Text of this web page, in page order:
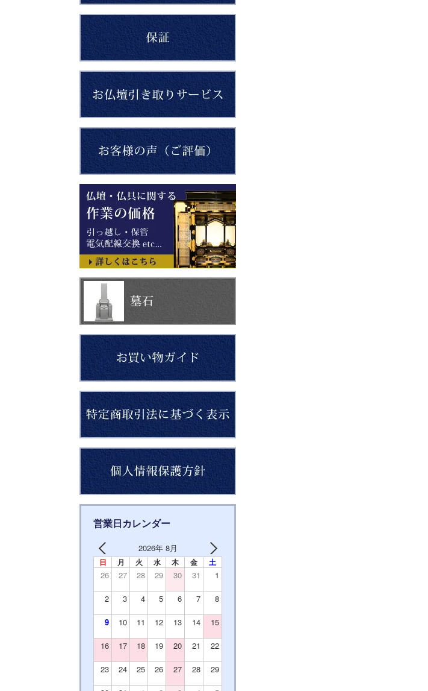
営業日カレンダー
2026年 8月
日 月 火 水 木 金 土
26 27 28 29 30 31 1
2 3 4 5 6 7 8
9 10 11 12 13 14 15
16 17 18 19 20 21 22
23 24 25 26 27 28 29